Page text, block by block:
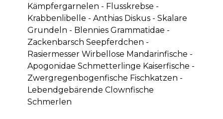
Kämpfergarnelen - Flusskrebse -
Krabbenlibelle - Anthias Diskus - Skalare
Grundeln - Blennies Grammatidae -
Zackenbarsch Seepferdchen -
Rasiermesser Wirbellose Mandarinfische -
Apogonidae Schmetterlinge Kaiserfische -
Zwergregenbogenfische Fischkatzen -
Lebendgebärende Clownfische
Schmerlen